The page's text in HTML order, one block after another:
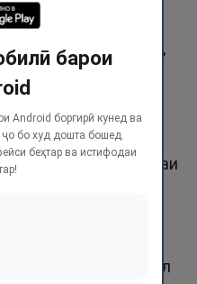
сипас рӯзӣ дод,
мекунад. Оё
месозед, ҳеҷ аз ин
аст Ӯ аз ҳар чӣ
бартар аст». Сураи
касест, ки
Сураи Наҳл
барои
Android боргирӣ кунед ва
бо худ дошта бошед.
беҳтар ва истифодаи